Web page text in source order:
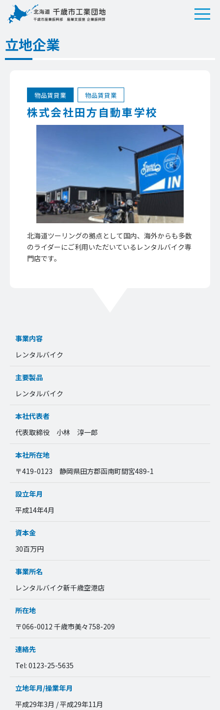
立地企業
物品賃貸業 物品賃貸業
株式会社田方自動車学校
北海道ツーリングの拠点として国内、海外からも多数
のライダーにご利用いただいているレンタルバイク専
門店です。
事業内容
レンタルバイク
主要製品
レンタルバイク
本社代表者
代表取締役 小林 淳一郎
本社所在地
〒419-0123 静岡県田方郡函南町間宮489-1
設立年月
平成14年4月
資本金
30百万円
事業所名
レンタルバイク新千歳空港店
所在地
〒066-0012 千歳市美々758-209
連絡先
Tel: 0123-25-5635
立地年月/操業年月
平成29年3月 / 平成29年11月